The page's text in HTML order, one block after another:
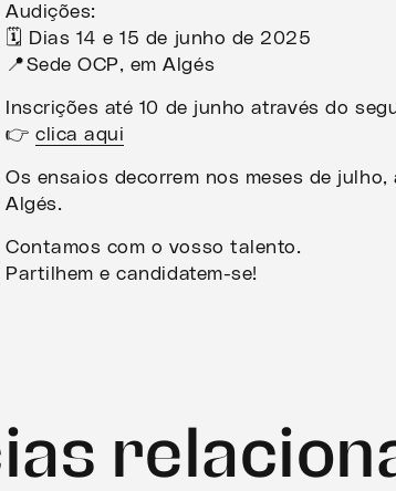
Audições:
🗓️ Dias 14 e 15 de junho de 2025
📍Sede OCP, em Algés
Inscrições até 10 de junho através do
👉clica aqui
Os ensaios decorrem nos meses de
Algés.
Contamos com o vosso talento.
Partilhem e candidatem-se!